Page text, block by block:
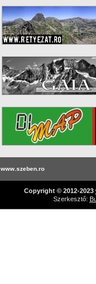
www.szeben.ro
Copyright © 2012-2023
Szerkesztő: